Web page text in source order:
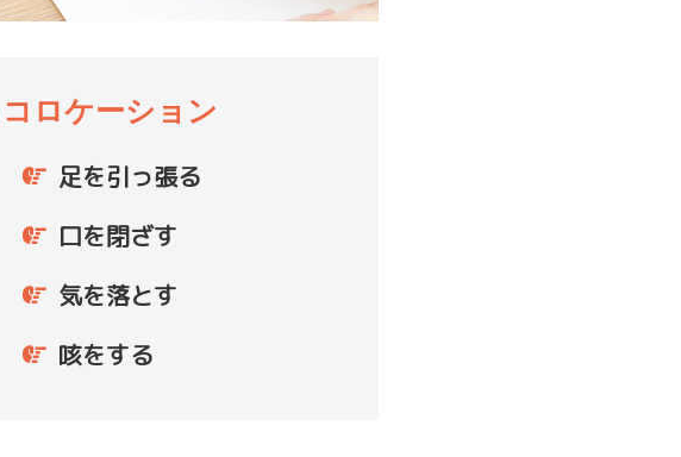
コロケーション
足を引っ張る
口を閉ざす
気を落とす
咳をする